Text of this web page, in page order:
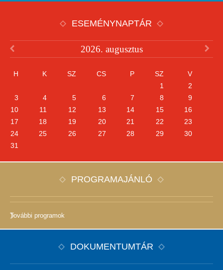
ESEMÉNYNAPTÁR
2026. augusztus
H K SZ CS P SZ
V
1
2
3
4 5 6 7 8
9
10
11 12 13 14 15
16
17
18 19 20 21 22
23
24
25 26 27 28 29
30
31
PROGRAMAJÁNLÓ
További programok
DOKUMENTUMTÁR